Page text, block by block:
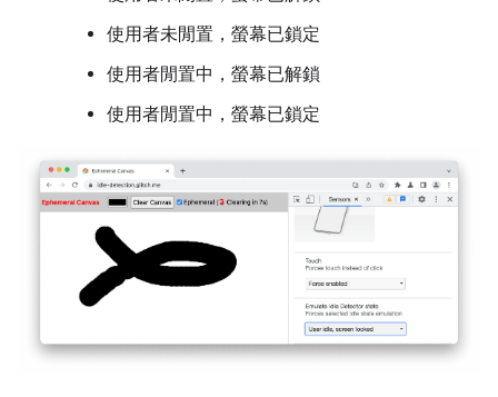
使用者未閒置，螢幕已鎖定
使用者閒置中，螢幕已解鎖
使用者閒置中，螢幕已鎖定